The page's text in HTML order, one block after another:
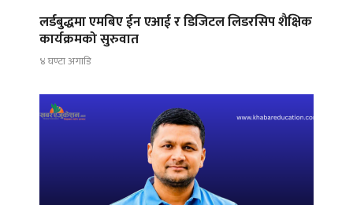
लर्डबुद्धमा एमबिए ईन एआई र डिजिटल लिडरसिप शैक्षिक
कार्यक्रमको सुरुवात
४ घण्टा अगाडि